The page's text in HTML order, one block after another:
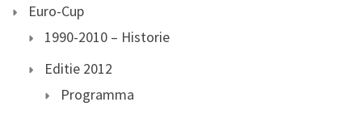
Euro-Cup
1990-2010 – Historie
Editie 2012
Programma